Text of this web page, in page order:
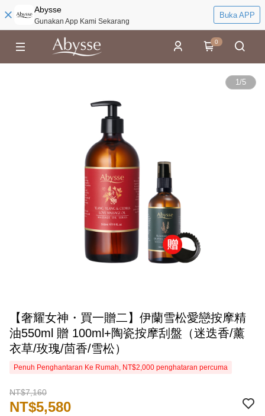
Abysse
Gunakan App Kami Sekarang
Buka APP
0
1/5
【奢耀女神・買一贈二】伊蘭雪松愛戀按摩精
油550ml 贈 100ml+陶瓷按摩刮盤（迷迭香/薰
衣草/玫瑰/茴香/雪松）
Penuh Penghantaran Ke Rumah, NT$2,000 penghataran percuma
NT$7,160
NT$5,580